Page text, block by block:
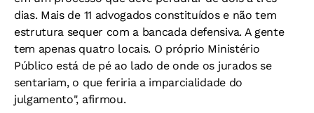
dias. Mais de 11 advogados constituídos e não tem
estrutura sequer com a bancada defensiva. A gente
tem apenas quatro locais. O próprio Ministério
Público está de pé ao lado de onde os jurados se
sentariam, o que feriria a imparcialidade do
julgamento", afirmou.